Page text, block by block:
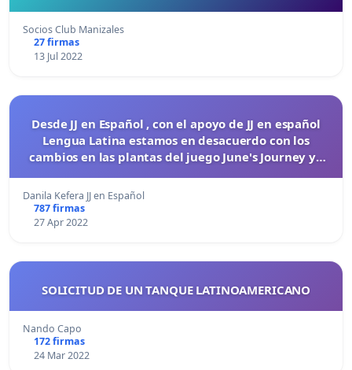
Socios Club Manizales
27 firmas
13 Jul 2022
Desde JJ en Español , con el apoyo de JJ en español
Lengua Latina estamos en desacuerdo con los
cambios en las plantas del juego June's Journey ya
Danila Kefera JJ en Español
787 firmas
27 Apr 2022
SOLICITUD DE UN TANQUE LATINOAMERICANO
Nando Capo
172 firmas
24 Mar 2022